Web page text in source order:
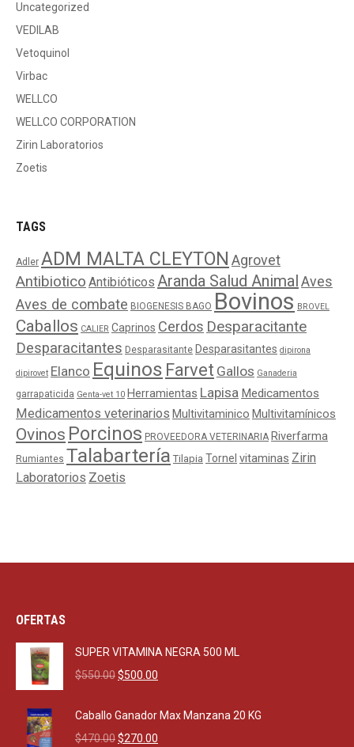
Uncategorized
VEDILAB
Vetoquinol
Virbac
WELLCO
WELLCO CORPORATION
Zirin Laboratorios
Zoetis
TAGS
Adler ADM MALTA CLEYTON Agrovet
Antibiotico Antibióticos Aranda Salud Animal Aves
Aves de combate BIOGENESIS BAGO Bovinos BROVEL
Caballos CALIER Caprinos Cerdos Desparacitante
Desparacitantes Desparasitante Desparasitantes dipirona
dipirovet Elanco Equinos Farvet Gallos Ganaderia
garrapaticida Genta-vet 10 Herramientas Lapisa Medicamentos
Medicamentos veterinarios Multivitaminico Multivitamínicos
Ovinos Porcinos PROVEEDORA VETERINARIA Riverfarma
Rumiantes Talabartería Tilapia Tornel vitaminas Zirin
Laboratorios Zoetis
OFERTAS
SUPER VITAMINA NEGRA 500 ML
$550.00Original
was:
$550.00.
$500.00
is:
Caballo Ganador Max Manzana 20 KG
$470.00Original
$270.00